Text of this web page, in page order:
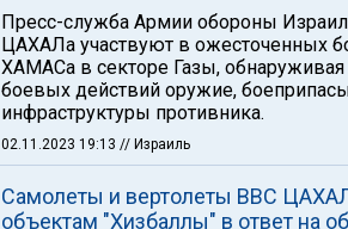
Пресс-служба Армии обороны
ЦАХАЛа участвуют в ожесточенных
ХАМАСа в секторе Газы, обнаруживая
боевых действий оружие,
инфраструктуры противника.
02.11.2023 19:13 // Израиль
Самолеты и вертолеты ВВС
объектам "Хизбаллы" в ответ на